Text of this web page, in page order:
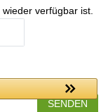
verfügbar ist.
SENDEN